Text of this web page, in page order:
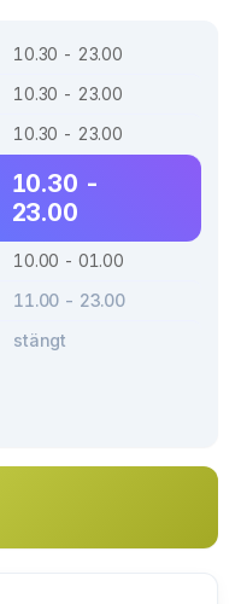
10.30 - 23.00
10.30 - 23.00
10.30 - 23.00
10.30 -
23.00
10.00 - 01.00
11.00 - 23.00
stängt